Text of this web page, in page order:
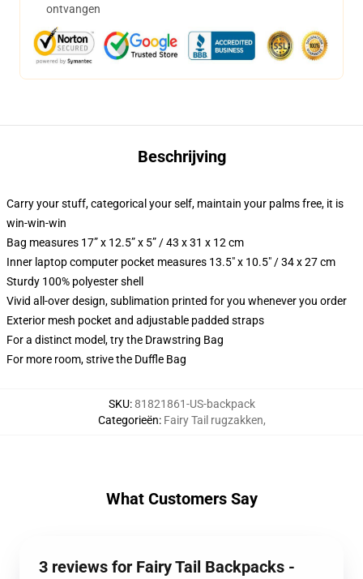
ontvangen
Beschrijving
Carry your stuff, categorical your self, maintain your palms free, it is
win-win-win
Bag measures 17” x 12.5” x 5” / 43 x 31 x 12 cm
Inner laptop computer pocket measures 13.5" x 10.5" / 34 x 27 cm
Sturdy 100% polyester shell
Vivid all-over design, sublimation printed for you whenever you order
Exterior mesh pocket and adjustable padded straps
For a distinct model, try the Drawstring Bag
For more room, strive the Duffle Bag
SKU:81821861-US-backpack
Categorieën: Fairy Tail rugzakken,
What Customers Say
3 reviews for Fairy Tail Backpacks -